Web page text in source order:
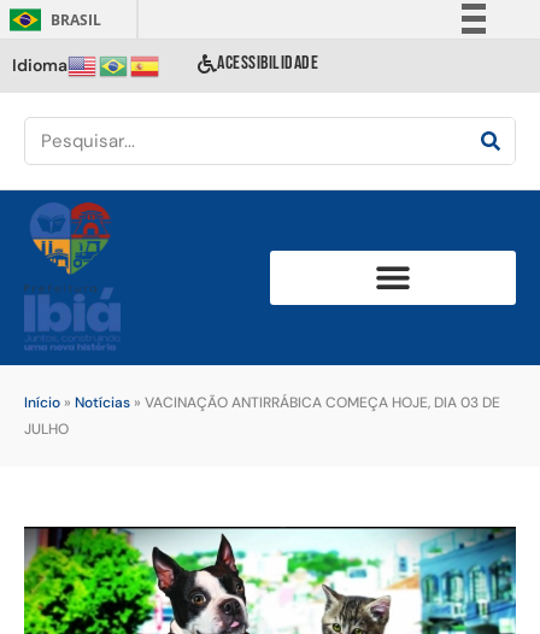
BRASIL
Comunica BR
Acesso à informação
Idioma ACESSIBILIDADE
Início » Notícias » VACINAÇÃO ANTIRRÁBICA COMEÇA HOJE, DIA 03 DE
JULHO